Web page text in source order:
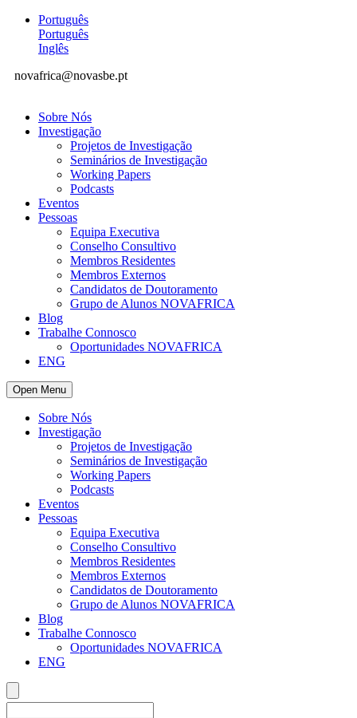
Português
Português
Inglês
novafrica@novasbe.pt
Sobre Nós
Investigação
Projetos de Investigação
Seminários de Investigação
Working Papers
Podcasts
Eventos
Pessoas
Equipa Executiva
Conselho Consultivo
Membros Residentes
Membros Externos
Candidatos de Doutoramento
Grupo de Alunos NOVAFRICA
Blog
Trabalhe Connosco
Oportunidades NOVAFRICA
ENG
Open Menu
Sobre Nós
Investigação
Projetos de Investigação
Seminários de Investigação
Working Papers
Podcasts
Eventos
Pessoas
Equipa Executiva
Conselho Consultivo
Membros Residentes
Membros Externos
Candidatos de Doutoramento
Grupo de Alunos NOVAFRICA
Blog
Trabalhe Connosco
Oportunidades NOVAFRICA
ENG